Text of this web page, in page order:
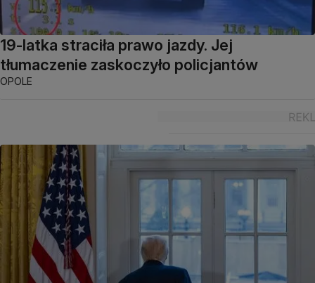
19-latka straciła prawo jazdy. Jej
tłumaczenie zaskoczyło policjantów
OPOLE